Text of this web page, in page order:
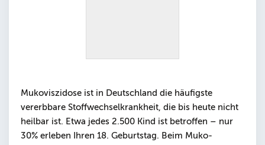
Mukoviszidose ist in Deutschland die häufigste
vererbbare Stoffwechselkrankheit, die bis heute nicht
heilbar ist. Etwa jedes 2.500 Kind ist betroffen – nur
30% erleben Ihren 18. Geburtstag. Beim Muko-